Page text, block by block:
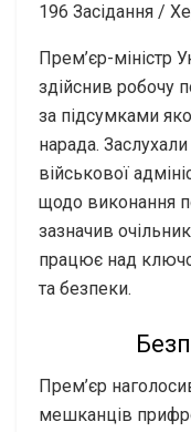
196 Засідання /
Прем’єр-міністр
здійснив робочу
за підсумками
нарада.
військової
щодо виконання
зазначив
працює над
та безпеки.
Прем’єр
мешканців